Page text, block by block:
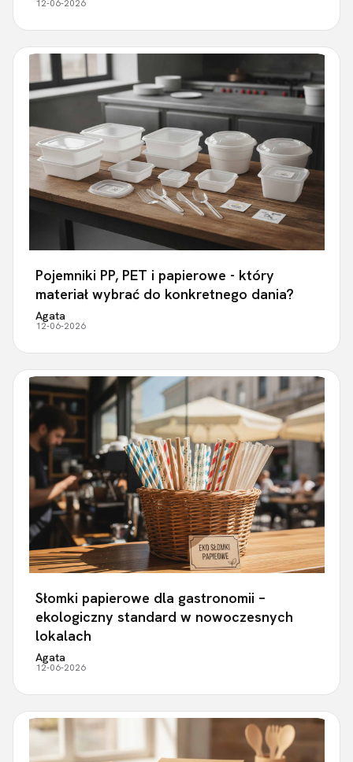
12-06-2026
Pojemniki PP, PET i papierowe - który
materiał wybrać do konkretnego dania?
Agata
12-06-2026
Słomki papierowe dla gastronomii –
ekologiczny standard w nowoczesnych
lokalach
Agata
12-06-2026